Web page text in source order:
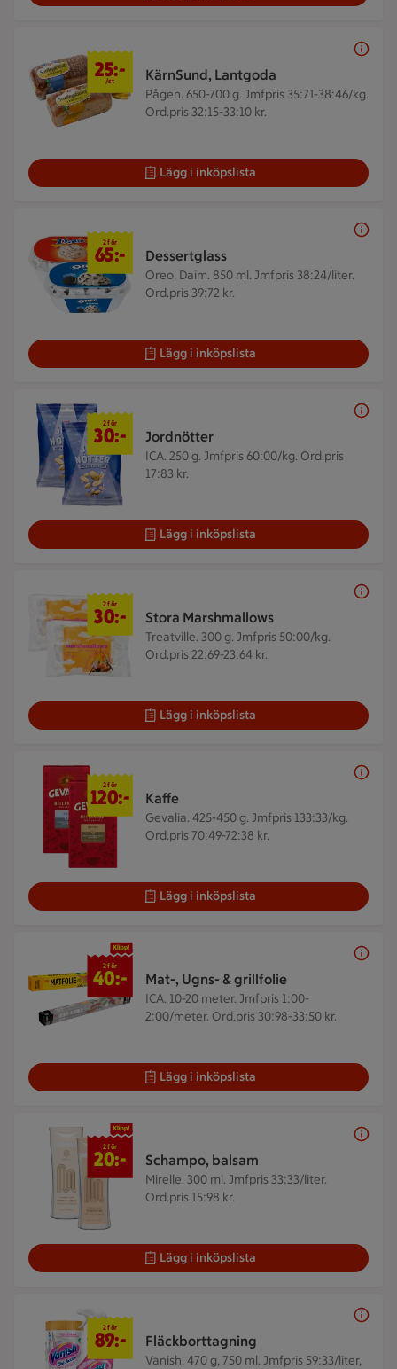
KärnSund, Lantgoda
Pågen. 650-700 g. Jmfpris 35:71-38:46/kg.
Ord.pris 32:15-33:10 kr.
25 kr/st
25:-
/st
Lägg i inköpslista
Dessertglass
Oreo, Daim. 850 ml. Jmfpris 38:24/liter.
Ord.pris 39:72 kr.
2 för 65 kr
2 för
65:-
Lägg i inköpslista
Jordnötter
ICA. 250 g. Jmfpris 60:00/kg. Ord.pris
17:83 kr.
2 för 30 kr
2 för
30:-
Lägg i inköpslista
Stora Marshmallows
Treatville. 300 g. Jmfpris 50:00/kg.
Ord.pris 22:69-23:64 kr.
2 för 30 kr
2 för
30:-
Lägg i inköpslista
Kaffe
Gevalia. 425-450 g. Jmfpris 133:33/kg.
Ord.pris 70:49-72:38 kr.
2 för 120 kr
2 för
120:-
Lägg i inköpslista
Mat-, Ugns- & grillfolie
ICA. 10-20 meter. Jmfpris 1:00-
2:00/meter. Ord.pris 30:98-33:50 kr.
2 för 40 kr
2 för
40:-
Lägg i inköpslista
Schampo, balsam
Mirelle. 300 ml. Jmfpris 33:33/liter.
Ord.pris 15:98 kr.
2 för 20 kr
2 för
20:-
Lägg i inköpslista
Fläckborttagning
Vanish. 470 g, 750 ml. Jmfpris 59:33/liter,
2 för 89 kr
2 för
89:-